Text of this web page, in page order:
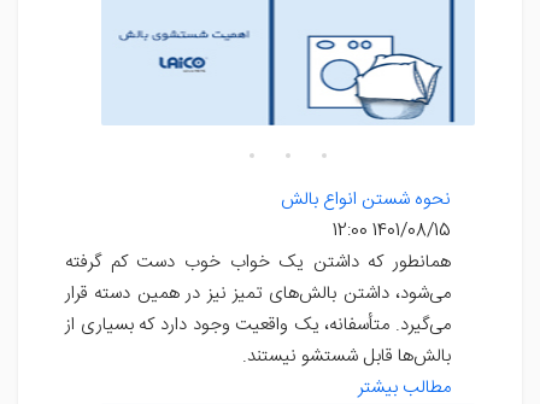
نحوه شستن انواع بالش
1401/08/15 12:00
همانطور که داشتن یک خواب خوب دست کم گرفته
می‌شود، داشتن بالش‌های تمیز نیز در همین دسته قرار
می‌گیرد. متأسفانه، یک واقعیت وجود دارد که بسیاری از
بالش‌ها قابل شستشو نیستند.
مطالب بیشتر